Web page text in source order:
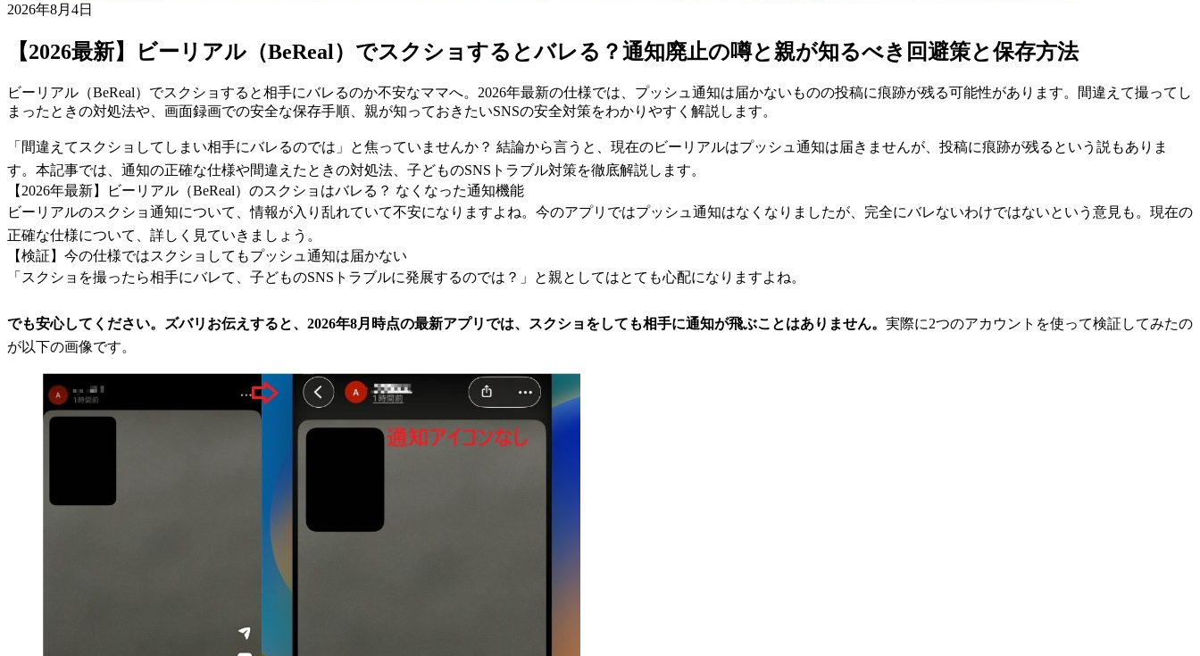
2026年8月4日
【2026最新】ビーリアル（BeReal）でスクショするとバレる？通知廃止の噂と親が知るべき回避策と保存方法
ビーリアル（BeReal）でスクショすると相手にバレるのか不安なママへ。2026年最新の仕様では、プッシュ通知は届かないものの投稿に痕跡が残る可能性があります。間違えて撮ってし
まったときの対処法や、画面録画での安全な保存手順、親が知っておきたいSNSの安全対策をわかりやすく解説します。
「間違えてスクショしてしまい相手にバレるのでは」と焦っていませんか？ 結論から言うと、現在のビーリアルはプッシュ通知は届きませんが、投稿に痕跡が残るという説もありま
す。本記事では、通知の正確な仕様や間違えたときの対処法、子どものSNSトラブル対策を徹底解説します。
【2026年最新】ビーリアル（BeReal）のスクショはバレる？ なくなった通知機能
ビーリアルのスクショ通知について、情報が入り乱れていて不安になりますよね。今のアプリではプッシュ通知はなくなりましたが、完全にバレないわけではないという意見も。現在の
正確な仕様について、詳しく見ていきましょう。
【検証】今の仕様ではスクショしてもプッシュ通知は届かない
「スクショを撮ったら相手にバレて、子どものSNSトラブルに発展するのでは？」と親としてはとても心配になりますよね。
でも安心してください。ズバリお伝えすると、2026年8月時点の最新アプリでは、スクショをしても相手に通知が飛ぶことはありません。 実際に2つのアカウントを使って検証してみたの
が以下の画像です。